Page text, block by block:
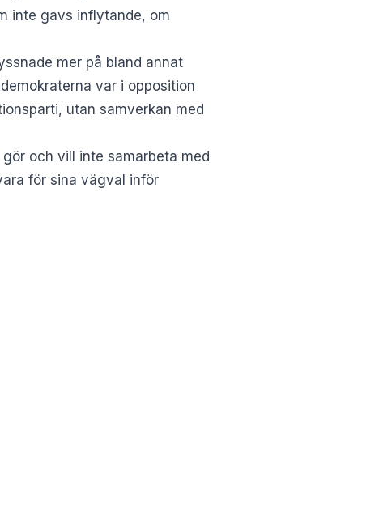
inte gavs inflytande, om
mer på bland annat
var i opposition
utan samverkan med
och vill inte samarbeta med
för sina vägval inför